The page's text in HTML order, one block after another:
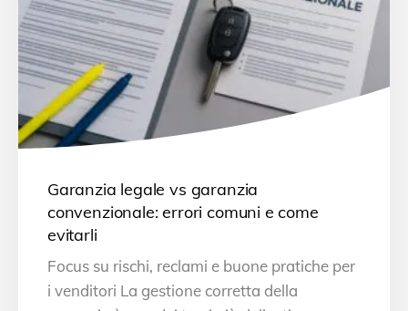
Garanzia legale vs garanzia
convenzionale: errori comuni e come
evitarli
Focus su rischi, reclami e buone pratiche per
i venditori La gestione corretta della